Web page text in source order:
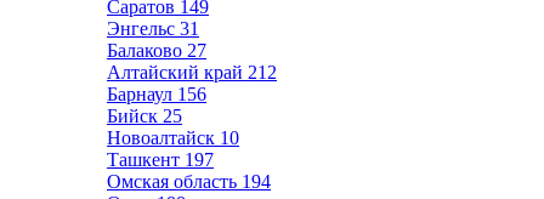
Саратов 149
Энгельс 31
Балаково 27
Алтайский край 212
Барнаул 156
Бийск 25
Новоалтайск 10
Ташкент 197
Омская область 194